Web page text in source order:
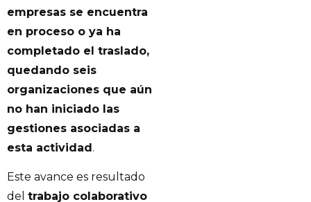
empresas se encuentra
en proceso o ya ha
completado el traslado,
quedando seis
organizaciones que aún
no han iniciado las
gestiones asociadas a
esta actividad.
Este avance es resultado
del trabajo colaborativo